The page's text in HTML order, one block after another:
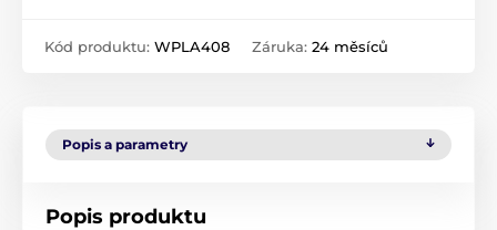
Kód produktu: WPLA408 Záruka: 24 měsíců
Popis a parametry
Popis produktu